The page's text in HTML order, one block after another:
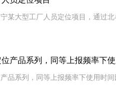
某大型工厂人员定位项目，通过
产品系列，同等上报频率下
品系列，同等上报频率下使用时